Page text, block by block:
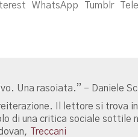
WhatsApp Tumblr
Una rasoiata.” – Daniele
Il lettore si trova
una critica sociale sottile
Treccani